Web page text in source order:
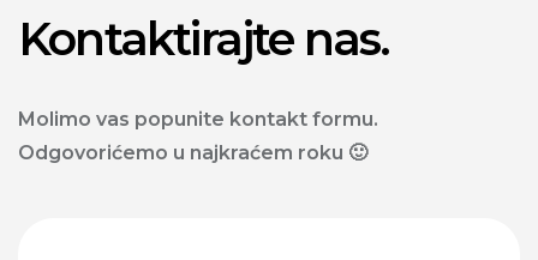
Kontaktirajte nas.
Molimo vas popunite kontakt formu.
Odgovorićemo u najkraćem roku 🙂